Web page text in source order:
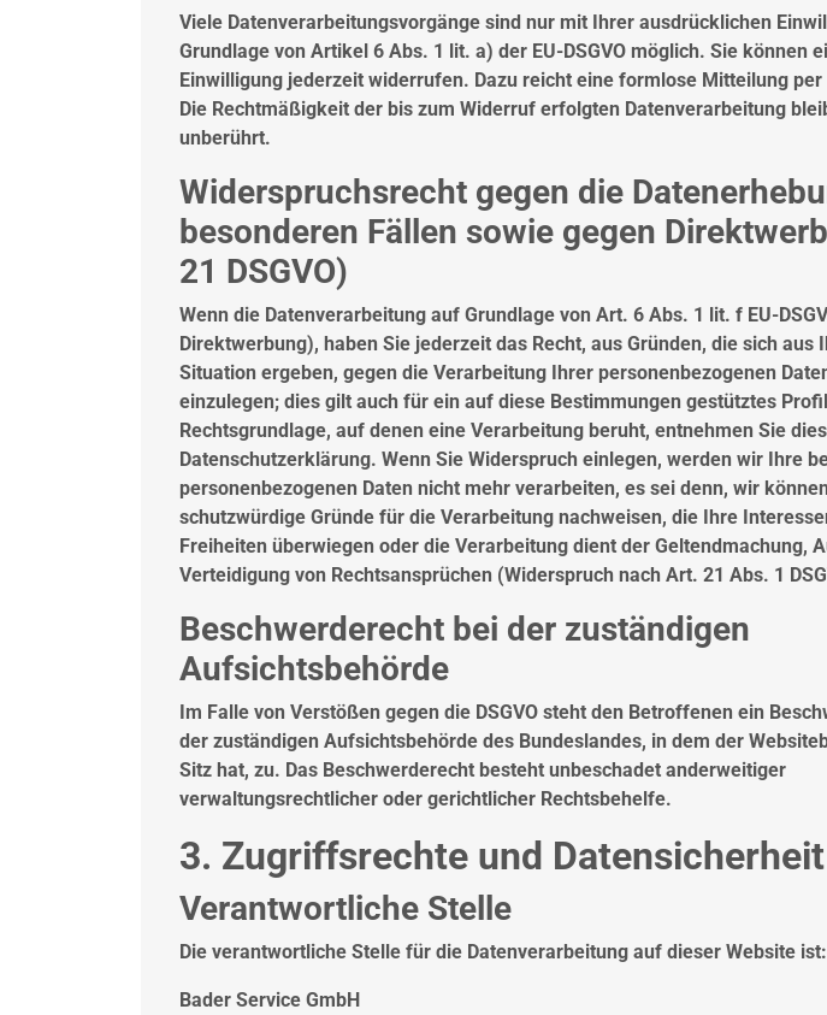
Viele Datenverarbeitungsvorgänge sind nur mit Ihrer ausdrücklichen
Grundlage von Artikel 6 Abs. 1 lit. a) der EU-DSGVO möglich. Sie können
Einwilligung jederzeit widerrufen. Dazu reicht eine formlose Mitteilung per
Die Rechtmäßigkeit der bis zum Widerruf erfolgten Datenverarbeitung
unberührt.
Widerspruchsrecht gegen die
besonderen Fällen sowie gegen
21 DSGVO)
Wenn die Datenverarbeitung auf Grundlage von Art. 6 Abs. 1 lit. f EU-
Direktwerbung), haben Sie jederzeit das Recht, aus Gründen, die sich aus
Situation ergeben, gegen die Verarbeitung Ihrer personenbezogenen
einzulegen; dies gilt auch für ein auf diese Bestimmungen gestütztes
Rechtsgrundlage, auf denen eine Verarbeitung beruht, entnehmen Sie
Datenschutzerklärung. Wenn Sie Widerspruch einlegen, werden wir Ihre
personenbezogenen Daten nicht mehr verarbeiten, es sei denn, wir
schutzwürdige Gründe für die Verarbeitung nachweisen, die Ihre
Freiheiten überwiegen oder die Verarbeitung dient der Geltendmachung,
Verteidigung von Rechtsansprüchen (Widerspruch nach Art. 21 Abs. 1
Beschwerderecht bei der zuständigen
Aufsichtsbehörde
Im Falle von Verstößen gegen die DSGVO steht den Betroffenen ein
der zuständigen Aufsichtsbehörde des Bundeslandes, in dem der
Sitz hat, zu. Das Beschwerderecht besteht unbeschadet anderweitiger
verwaltungsrechtlicher oder gerichtlicher Rechtsbehelfe.
3. Zugriffsrechte und Datensicherheit
Verantwortliche Stelle
Die verantwortliche Stelle für die Datenverarbeitung auf dieser Website ist:
Bader Service GmbH